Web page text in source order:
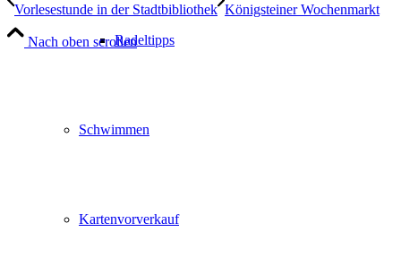
Radeltipps
Schwimmen
Kartenvorverkauf
Vorlesestunde in der Stadtbibliothek Königsteiner Wochenmarkt
Nach oben scrollen